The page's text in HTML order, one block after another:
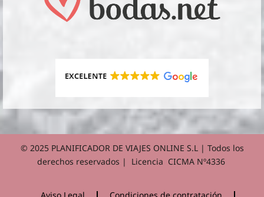
© 2025 PLANIFICADOR DE VIAJES ONLINE S.L | Todos los
derechos reservados | Licencia CICMA Nº4336
Aviso Legal Condiciones de contratación